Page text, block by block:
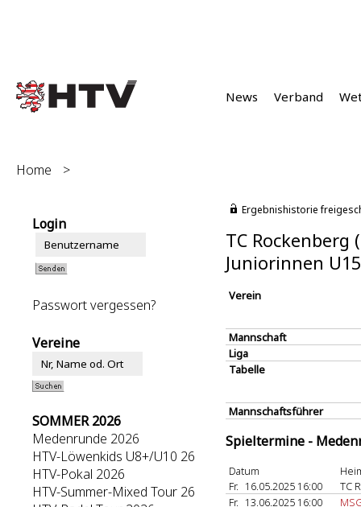
News Verband
Home >
Login
Passwort vergessen?
Vereine
SOMMER 2026
Medenrunde 2026
HTV-Löwenkids U8+/U10 26
HTV-Pokal 2026
HTV-Summer-Mixed Tour 26
Ergebnishistorie
TC Rockenberg
Juniorinnen
Verein
Mannschaft
Liga
Tabelle
Mannschaftsführer
Spieltermine -
Datum
Fr. 16.05.2025 16:00
TC
Fr. 13.06.2025 16:00